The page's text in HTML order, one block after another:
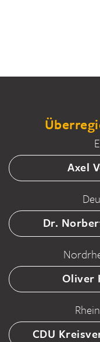
Axel
Dr.
Oliver
CDU